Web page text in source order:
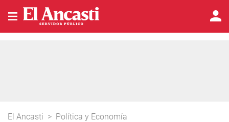
El Ancasti > Política y Economía